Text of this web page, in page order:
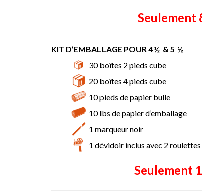
Seulement
KIT D’EMBALLAGE POUR 4 ½ & 5 ½
30 boîtes 2 pieds cube
20 boîtes 4 pieds cube
10 pieds de papier bulle
10 lbs de papier d’emballage
1 marqueur noir
1 dévidoir inclus avec 2
Seulement